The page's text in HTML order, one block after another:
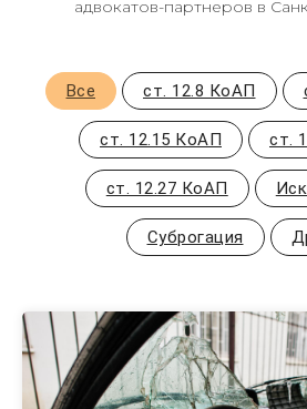
адвокатов-партнеров в
Все ст. 12.8 КоАП
ст. 12.15 КоАП ст.
ст. 12.27 КоАП
Суброгация